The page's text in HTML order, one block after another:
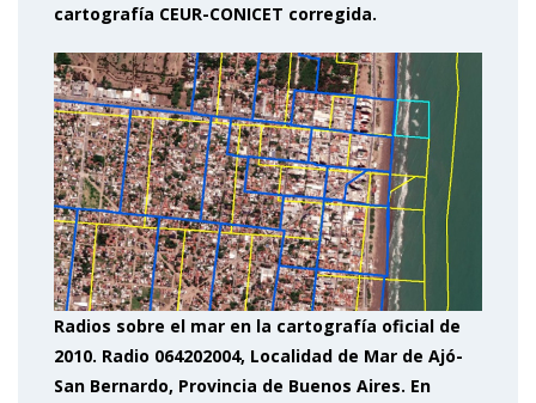
cartografía CEUR-CONICET corregida.
Radios sobre el mar en la cartografía oficial de
2010. Radio 064202004, Localidad de Mar de Ajó-
San Bernardo, Provincia de Buenos Aires. En